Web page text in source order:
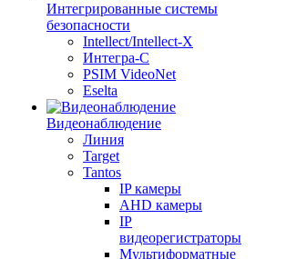
Интегрированные системы
безопасности
Intellect/Intellect-X
Интегра-С
PSIM VideoNet
Eselta
Видеонаблюдение
Линия
Target
Tantos
IP камеры
AHD камеры
IP
видеорегистраторы
Мультиформатные